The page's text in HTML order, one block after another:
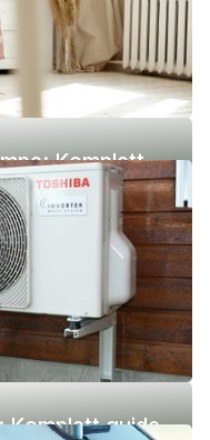
Komplett
Komplett guide